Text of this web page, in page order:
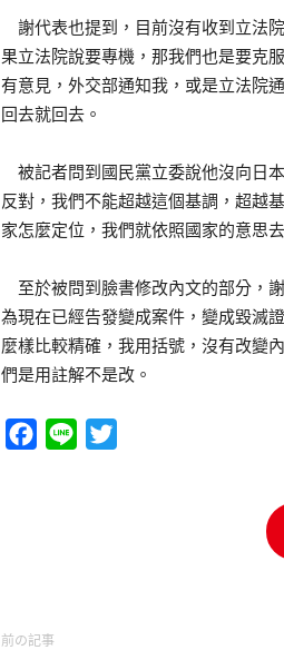
謝代表也提到，目前沒有收到立法
果立法院說要專機，那我們也是要克
有意見，外交部通知我，或是立法院
回去就回去。
被記者問到國民黨立委說他沒向日
反對，我們不能超越這個基調，超越
家怎麼定位，我們就依照國家的意思
至於被問到臉書修改內文的部分，
為現在已經告發變成案件，變成毀滅
麼樣比較精確，我用括號，沒有改變
們是用註解不是改。
Facebook
Line
前の記事